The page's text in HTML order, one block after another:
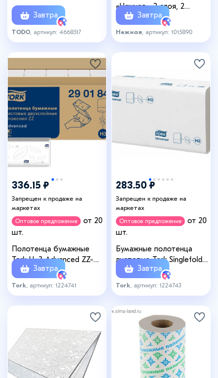
Завтра
TODO , артикул: 4668517
«Нежная», 2 слоя, 2
рулонаЗавтра
Нежная , артикул: 1015890
336.15 ₽
Запрещен к продаже на
маркетах
Оптовое предложение
от 20
шт.
Полотенца бумажные
Tork H=3 Advanced ZZ-
сложения, 2 слоя, 200 шт.
Завтра
Tork , артикул: 1224741
283.50 ₽
Запрещен к продаже на
маркетах
Оптовое предложение
от 20
шт.
Бумажные полотенца
листовые Tork Singlefold
сложения ZZ (H3), 250
листов
Завтра
Tork , артикул: 1224743